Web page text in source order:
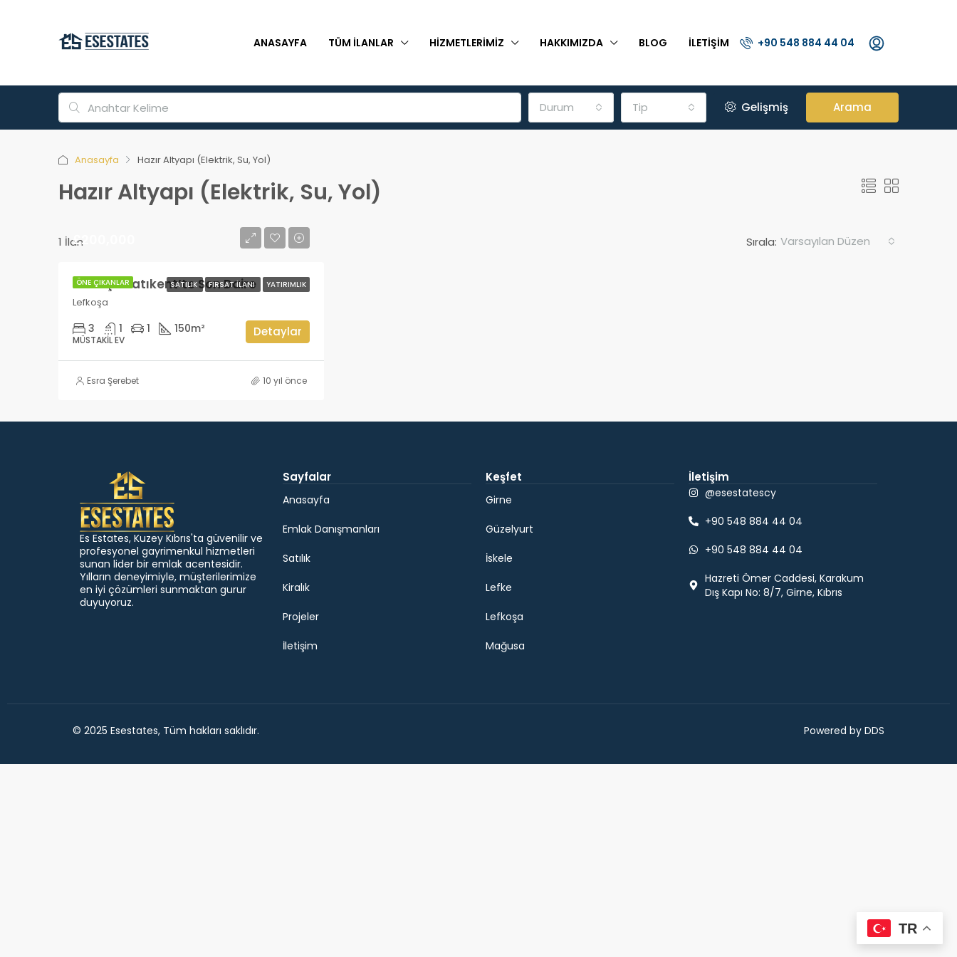
ANASAYFA TÜM İLANLAR HIZMETLERIMIZ HAKKIMIZDA BLOG İLETIŞIM +90 548 884 44 04
Durum Tip Gelişmiş Arama
Anasayfa Hazır Altyapı (Elektrik, Su, Yol)
Hazır Altyapı (Elektrik, Su, Yol)
1 İlan Sırala: Varsayılan Düzen
ÖNE ÇIKANLAR SATILIK FIRSAT İLANI YATIRIMLIK
£200,000
Lefkoşa Batıkent’te Son Daire
Lefkoşa
3 1 1 150m²
MÜSTAKIL EV
Detaylar
Esra Şerebet 10 yıl önce
Es Estates, Kuzey Kıbrıs'ta güvenilir ve
profesyonel gayrimenkul hizmetleri
sunan lider bir emlak acentesidir.
Yılların deneyimiyle, müşterilerimize
en iyi çözümleri sunmaktan gurur
duyuyoruz.
Sayfalar
Anasayfa
Emlak Danışmanları
Satılık
Kiralık
Projeler
İletişim
Keşfet
Girne
Güzelyurt
İskele
Lefke
Lefkoşa
Mağusa
İletişim
@esestatescy
+90 548 884 44 04
+90 548 884 44 04
Hazreti Ömer Caddesi, Karakum
Dış Kapı No: 8/7, Girne, Kıbrıs
© 2025 Esestates, Tüm hakları saklıdır. Powered by DDS
TR